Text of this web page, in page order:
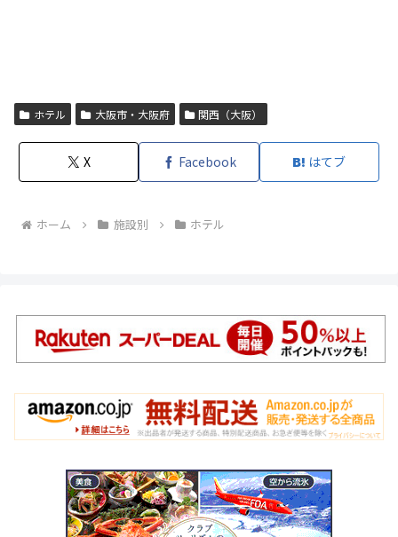
ホテル 大阪市・大阪府 関西（大阪）
X Facebook はてブ
ホーム 施設別 ホテル